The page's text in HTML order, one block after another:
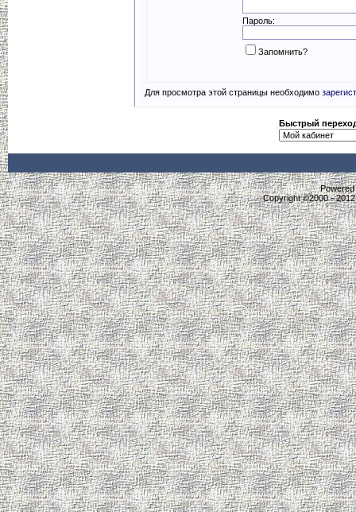
Пароль:
Запомнить?
Для просмотра этой страницы необходимо
Быстрый
Powered
Copyright ©2000 -